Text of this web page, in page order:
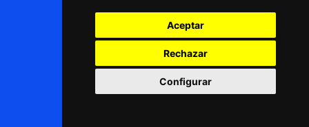
Aceptar
Rechazar
Configurar
Aviso legal y política de privacidad
Registro de actividades
Política de cookies
Desarrollado porTáctica TIC